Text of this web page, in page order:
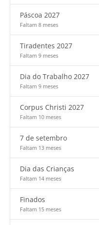
Páscoa 2027
Faltam 8 meses
Tiradentes 2027
Faltam 9 meses
Dia do Trabalho 2027
Faltam 9 meses
Corpus Christi 2027
Faltam 10 meses
7 de setembro
Faltam 13 meses
Dia das Crianças
Faltam 14 meses
Finados
Faltam 15 meses